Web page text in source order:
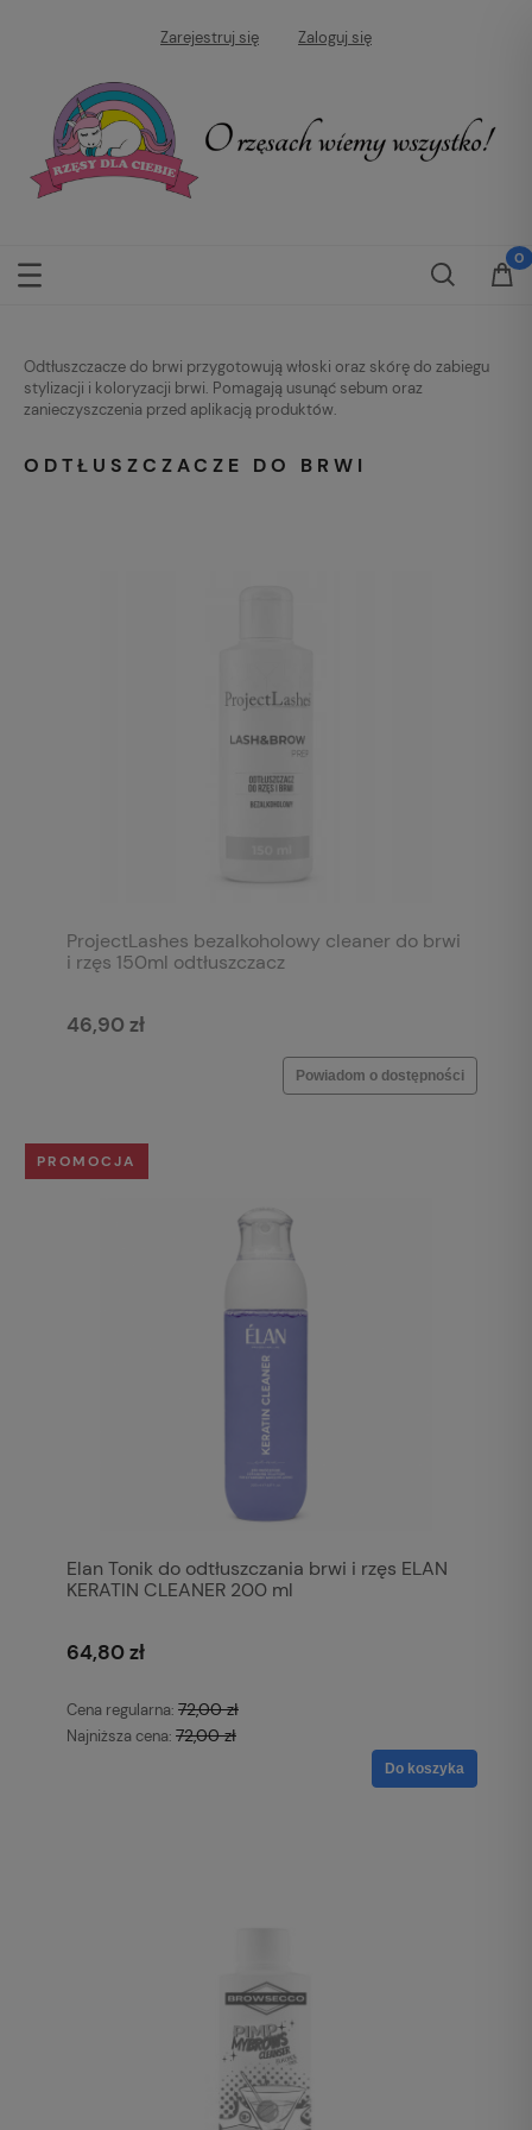
Zarejestruj się Zaloguj się
Odtłuszczacze do brwi przygotowują włoski oraz skórę do zabiegu
stylizacji i koloryzacji brwi. Pomagają usunąć sebum oraz
zanieczyszczenia przed aplikacją produktów.
ODTŁUSZCZACZE DO BRWI
ProjectLashes bezalkoholowy cleaner do brwi
i rzęs 150ml odtłuszczacz
46,90 zł
Powiadom o dostępności
Elan Tonik do odtłuszczania brwi i rzęs ELAN
KERATIN CLEANER 200 ml
64,80 zł
Cena regularna: 72,00 zł
Najniższa cena: 72,00 zł
Do koszyka
PROMOCJA